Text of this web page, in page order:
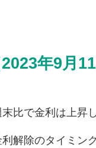
年9月11
比で金利は上昇
解除のタイミン